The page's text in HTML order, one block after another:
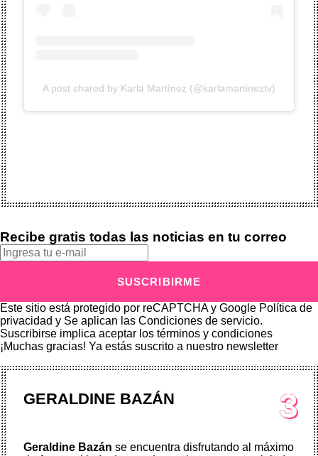
A post shared by Karla Martínez (@karlamartineztv)
Recibe gratis todas las noticias en tu correo
SUSCRIBIRME
Este sitio está protegido por reCAPTCHA y Google Política de
privacidad y Se aplican las Condiciones de servicio.
Suscribirse implica aceptar los términos y condiciones
¡Muchas gracias! Ya estás suscrito a nuestro newsletter
GERALDINE BAZÁN 3
Geraldine Bazán se encuentra disfrutando al máximo